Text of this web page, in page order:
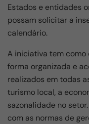
Estados e entidades
possam solicitar a
calendário.
A iniciativa tem
forma organizada e
realizados em todas
turismo local, a
sazonalidade no
com as normas de